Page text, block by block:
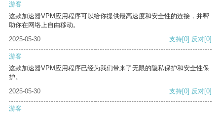
游客
这款加速器VPM应用程序可以给你提供最高速度和安全性的连接，并帮
助你在网络上自由移动。
2025-05-30
支持[0] 反对[0]
游客
这款加速器VPM应用程序已经为我们带来了无限的隐私保护和安全性保
护。
2025-05-30
支持[0] 反对[0]
游客